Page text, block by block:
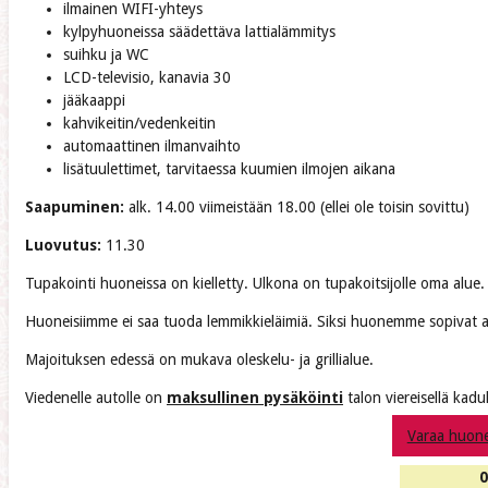
ilmainen WIFI-yhteys
kylpyhuoneissa säädettäva lattialämmitys
suihku ja WC
LCD-televisio, kanavia 30
jääkaappi
kahvikeitin/vedenkeitin
automaattinen ilmanvaihto
lisätuulettimet, tarvitaessa kuumien ilmojen aikana
Saapuminen: alk. 14.00 viimeistään 18.00 (ellei ole toisin sovittu)
Luovutus: 11.30
Tupakointi huoneissa on kielletty. Ulkona on tupakoitsijolle oma alue.
Huoneisiimme ei saa tuoda lemmikkieläimiä. Siksi huonemme sopivat
Majoituksen edessä on mukava oleskelu- ja grillialue.
Viedenelle autolle on maksullinen pysäköinti talon viereisellä
Varaa